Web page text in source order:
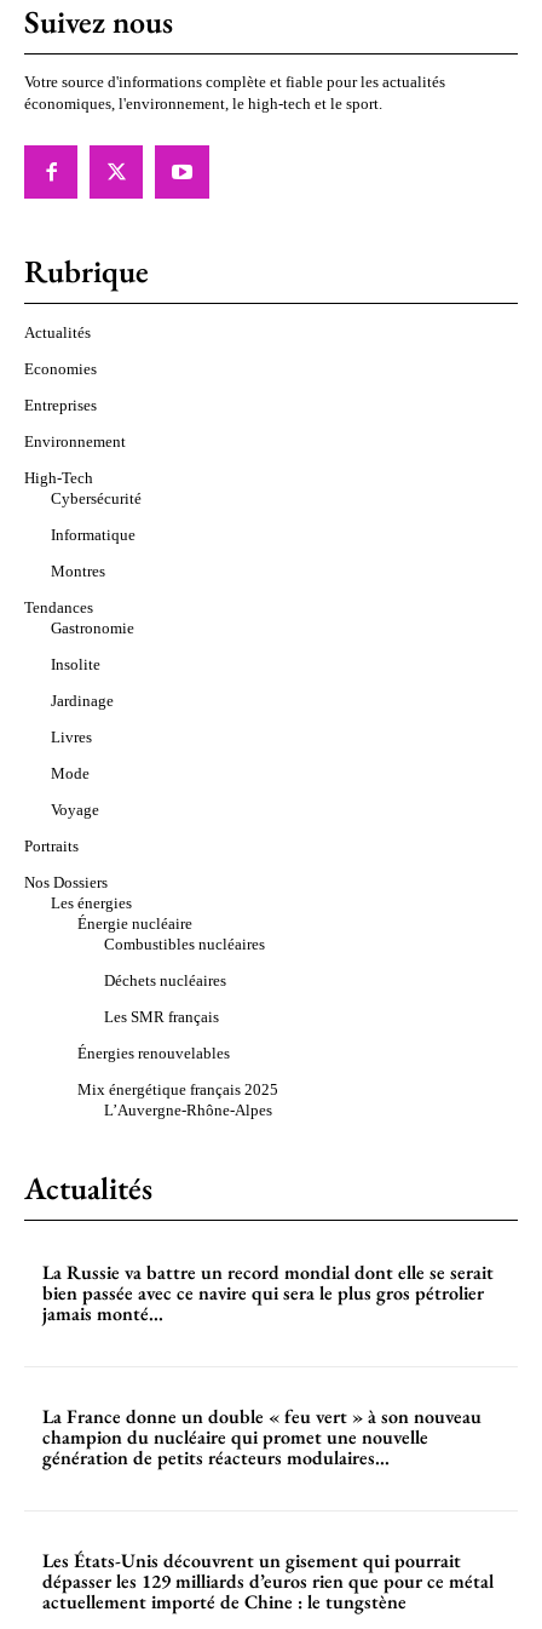
Suivez nous
Votre source d'informations complète et fiable pour les actualités
économiques, l'environnement, le high-tech et le sport.
Rubrique
Actualités
Economies
Entreprises
Environnement
High-Tech
Cybersécurité
Informatique
Montres
Tendances
Gastronomie
Insolite
Jardinage
Livres
Mode
Voyage
Portraits
Nos Dossiers
Les énergies
Énergie nucléaire
Combustibles nucléaires
Déchets nucléaires
Les SMR français
Énergies renouvelables
Mix énergétique français 2025
L’Auvergne-Rhône-Alpes
Actualités
La Russie va battre un record mondial dont elle se serait
bien passée avec ce navire qui sera le plus gros pétrolier
jamais monté...
La France donne un double « feu vert » à son nouveau
champion du nucléaire qui promet une nouvelle
génération de petits réacteurs modulaires...
Les États-Unis découvrent un gisement qui pourrait
dépasser les 129 milliards d’euros rien que pour ce métal
actuellement importé de Chine : le tungstène